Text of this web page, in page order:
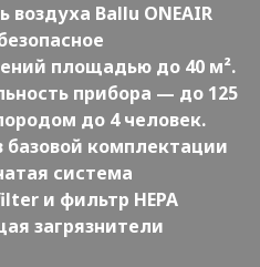
Ballu ONEAIR
площадью до 40 м².
прибора — до 125
до 4 человек.
базовой комплектации
система
и фильтр HEPA
загрязнители